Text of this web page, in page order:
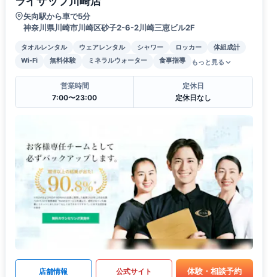
矢向駅から車で5分
神奈川県川崎市川崎区砂子2-6-2川崎三恵ビル2F
タオルレンタル ウェアレンタル シャワー ロッカー
体組成計
Wi-Fi
無料体験 ミネラルウォーター 食事指導 もっと見る
営業時間
7:00〜23:00
定休日
定休日なし
店舗情報 公式サイト 体験・相談予約